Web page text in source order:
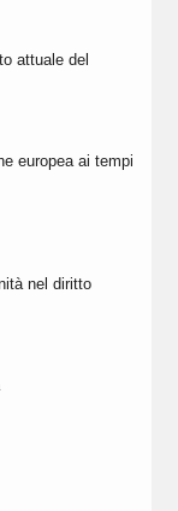
attuale del
europea ai tempi
nel diritto